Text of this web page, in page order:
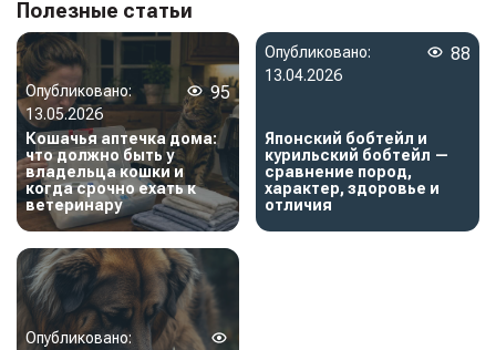
Полезные статьи
Опубликовано:
13.05.2026
95
Кошачья аптечка дома:
что должно быть у
владельца кошки и
когда срочно ехать к
ветеринару
Опубликовано:
13.04.2026
88
Японский бобтейл и
курильский бобтейл —
сравнение пород,
характер, здоровье и
отличия
Опубликовано: